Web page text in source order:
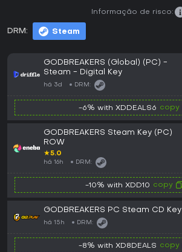
DRM: Steam
Informação de risco:
GODBREAKERS (Global) (PC) -
Steam - Digital Key
há 3d DRM:
-6% with XDDEALS6 copy
GODBREAKERS Steam Key (PC)
ROW
★5.0
há 16h DRM:
-10% with XDD10 copy
GODBREAKERS PC Steam CD Key
há 15h DRM:
-8% with XD8DEALS copy